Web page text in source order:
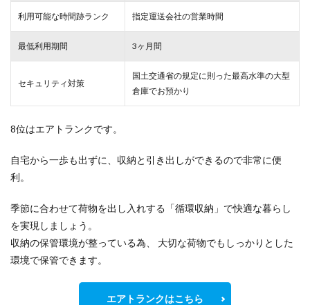
利用可能な時間跡ランク 指定運送会社の営業時間
最低利用期間 3ヶ月間
セキュリティ対策
国土交通省の規定に則った最高水準の大型
倉庫でお預かり
8位はエアトランクです。
自宅から一歩も出ずに、収納と引き出しができるので非常に便
利。
季節に合わせて荷物を出し入れする「循環収納」で快適な暮らし
を実現しましょう。
収納の保管環境が整っている為、 大切な荷物でもしっかりとした
環境で保管できます。
エアトランクはこちら